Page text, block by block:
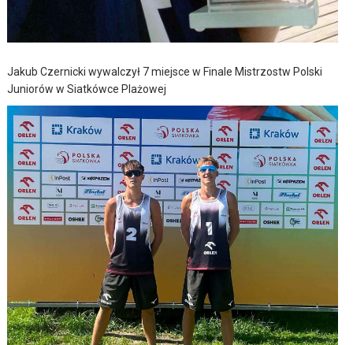
Jakub Czernicki wywalczył 7 miejsce w Finale Mistrzostw Polski
Juniorów w Siatkówce Plażowej